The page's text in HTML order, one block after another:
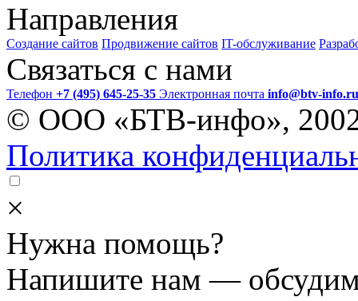
Направления
Создание сайтов Продвижение сайтов IT-обслуживание
Связаться с нами
Телефон +7 (495) 645-25-35 Электронная почта info@btv-info.ru
© ООО «БТВ-инфо»,
Политика
×
Нужна помощь?
Напишите нам —